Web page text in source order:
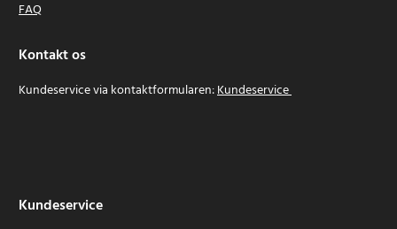
FAQ
Kontakt os
Kundeservice via kontaktformularen:Kundeservice
Kundeservice